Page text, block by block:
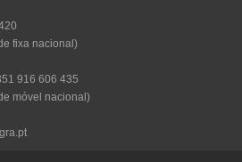
fixa nacional)
916 606 435
móvel nacional)